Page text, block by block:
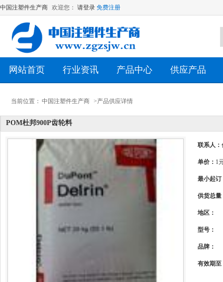
中国注塑件生产商 欢迎您： 请登录 免费注册
网站首页 行业资讯 产品中心 供应产品
当前位置： 中国注塑件生产商 >产品供应详情
POM杜邦900P齿轮料
联系人：
单价： 1
最小起订
供货总量
地区：
型号：
品牌：
有效期至